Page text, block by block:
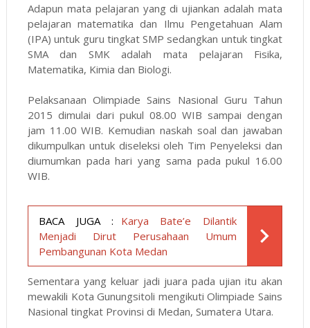
Adapun mata pelajaran yang di ujiankan adalah mata
pelajaran matematika dan Ilmu Pengetahuan Alam
(IPA) untuk guru tingkat SMP sedangkan untuk tingkat
SMA dan SMK adalah mata pelajaran Fisika,
Matematika, Kimia dan Biologi.
Pelaksanaan Olimpiade Sains Nasional Guru Tahun
2015 dimulai dari pukul 08.00 WIB sampai dengan
jam 11.00 WIB. Kemudian naskah soal dan jawaban
dikumpulkan untuk diseleksi oleh Tim Penyeleksi dan
diumumkan pada hari yang sama pada pukul 16.00
WIB.
BACA JUGA :
Karya Bate’e Dilantik
Menjadi Dirut Perusahaan Umum
Pembangunan Kota Medan
Sementara yang keluar jadi juara pada ujian itu akan
mewakili Kota Gunungsitoli mengikuti Olimpiade Sains
Nasional tingkat Provinsi di Medan, Sumatera Utara.